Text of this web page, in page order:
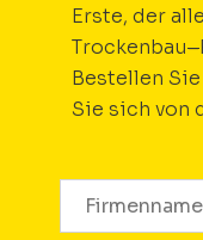
Erste, der
Trockenbau–
Bestellen
Sie sich von